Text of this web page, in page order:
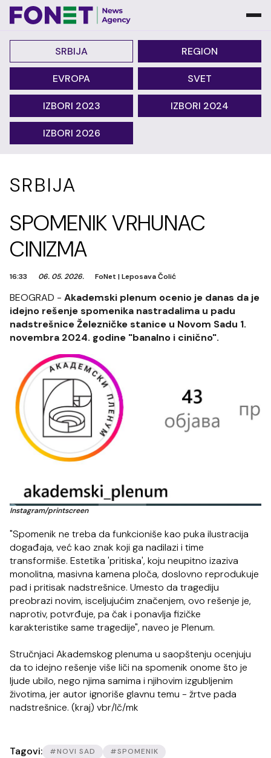
SRBIJA REGION
EVROPA SVET
IZBORI 2023 IZBORI 2024
IZBORI 2026
SRBIJA
SPOMENIK VRHUNAC
CINIZMA
16:33 06. 05. 2026. FoNet |Leposava Čolić
BEOGRAD - Akademski plenum ocenio je danas da je
idejno rešenje spomenika nastradalima u padu
nadstrešnice Železničke stanice u Novom Sadu 1.
novembra 2024. godine "banalno i cinično".
Instagram/printscreen
"Spomenik ne treba da funkcioniše kao puka ilustracija
događaja, već kao znak koji ga nadilazi i time
transformiše. Estetika 'pritiska', koju neupitno izaziva
monolitna, masivna kamena ploča, doslovno reprodukuje
pad i pritisak nadstrešnice. Umesto da tragediju
preobrazi novim, isceljujućim značenjem, ovo rešenje je,
naprotiv, potvrđuje, pa čak i ponavlja fizičke
karakteristike same tragedije", naveo je Plenum.
Stručnjaci Akademskog plenuma u saopštenju ocenjuju
da to idejno rešenje više liči na spomenik onome što je
ljude ubilo, nego njima samima i njihovim izgubljenim
životima, jer autor ignoriše glavnu temu - žrtve pada
nadstrešnice. (kraj) vbr/lč/mk
Tagovi: #NOVI SAD
#SPOMENIK